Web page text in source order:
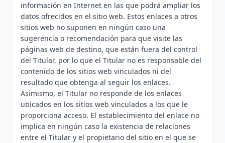
información en Internet en las que podrá ampliar los
datos ofrecidos en el sitio web. Estos enlaces a otros
sitios web no suponen en ningún caso una
sugerencia o recomendación para que visite las
páginas web de destino, que están fuera del control
del Titular, por lo que el Titular no es responsable del
contenido de los sitios web vinculados ni del
resultado que obtenga al seguir los enlaces.
Asimismo, el Titular no responde de los enlaces
ubicados en los sitios web vinculados a los que le
proporciona acceso. El establecimiento del enlace no
implica en ningún caso la existencia de relaciones
entre el Titular y el propietario del sitio en el que se